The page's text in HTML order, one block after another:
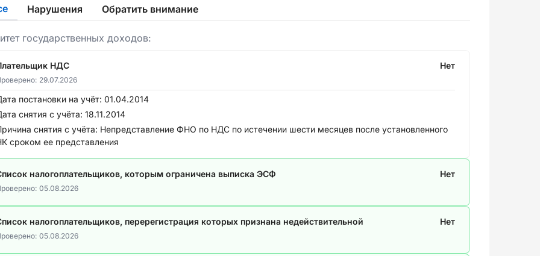
Нарушения Обратить внимание
государственных доходов:
НДС Нет
29.07.2026
постановки на учёт: 01.04.2014
снятия с учёта: 18.11.2014
снятия с учёта: Непредставление ФНО по НДС по истечении шести месяцев после установленного
сроком ее представления
налогоплательщиков, которым ограничена выписка ЭСФ Нет
05.08.2026
налогоплательщиков, перерегистрация которых признана недействительной Нет
05.08.2026